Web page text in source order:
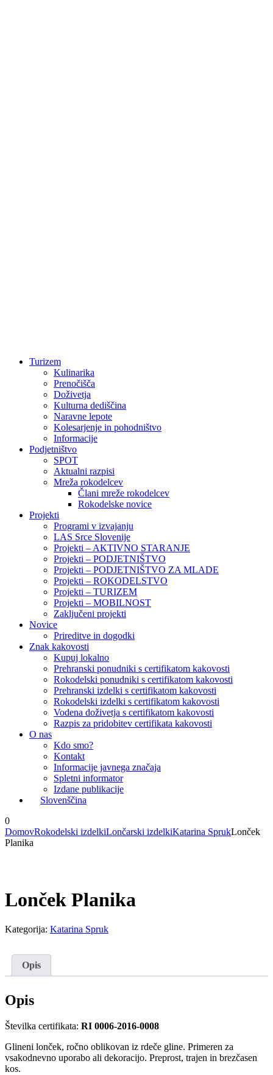
Turizem
Kulinarika
Prenočišča
Doživetja
Kulturna dediščina
Naravne lepote
Kolesarjenje in pohodništvo
Informacije
Podjetništvo
SPOT
Aktualni razpisi
Mreža rokodelcev
Člani mreže rokodelcev
Rokodelske novice
Projekti
Programi v izvajanju
LAS Srce Slovenije
Projekti – AKTIVNO STARANJE
Projekti – PODJETNIŠTVO
Projekti – PODJETNIŠTVO ZA MLADE
Projekti – ROKODELSTVO
Projekti – TURIZEM
Projekti – MOBILNOST
Zaključeni projekti
Novice
Prireditve in dogodki
Znak kakovosti
Kupuj lokalno
Prehranski ponudniki s certifikatom kakovosti
Rokodelski ponudniki s certifikatom kakovosti
Prehranski izdelki s certifikatom kakovosti
Rokodelski izdelki s certifikatom kakovosti
Vodena doživetja s certifikatom kakovosti
Razpis za pridobitev certifikata kakovosti
O nas
Kdo smo?
Kontakt
Informacije javnega značaja
Spletni informator
Izdane publikacije
Slovenščina
0
DomovRokodelski izdelkiLončarski izdelkiKatarina SprukLonček
Planika
Lonček Planika
Kategorija: Katarina Spruk
Opis
Opis
Številka certifikata: RI 0006-2016-0008
Glineni lonček, ročno oblikovan iz rdeče gline. Primeren za
vsakodnevno uporabo ali dekoracijo. Preprost, trajen in brezčasen
kos.